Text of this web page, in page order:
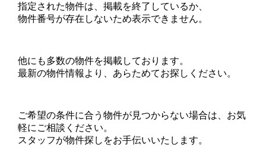
指定された物件は、掲載を終了しているか、
物件番号が存在しないため表示できません。
他にも多数の物件を掲載しております。
最新の物件情報より、あらためてお探しください。
ご希望の条件に合う物件が見つからない場合は、お気
軽にご相談ください。
スタッフが物件探しをお手伝いいたします。